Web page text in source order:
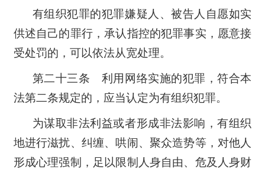
有组织犯罪的犯罪嫌疑人、被告人自愿如实
供述自己的罪行，承认指控的犯罪事实，愿意接
受处罚的，可以依法从宽处理。
第二十三条 利用网络实施的犯罪，符合本
法第二条规定的，应当认定为有组织犯罪。
为谋取非法利益或者形成非法影响，有组织
地进行滋扰、纠缠、哄闹、聚众造势等，对他人
形成心理强制，足以限制人身自由、危及人身财